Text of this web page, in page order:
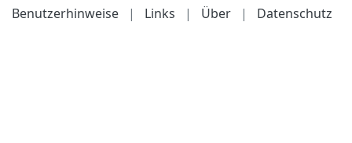
Benutzerhinweise
| Links | Über | Datenschutz